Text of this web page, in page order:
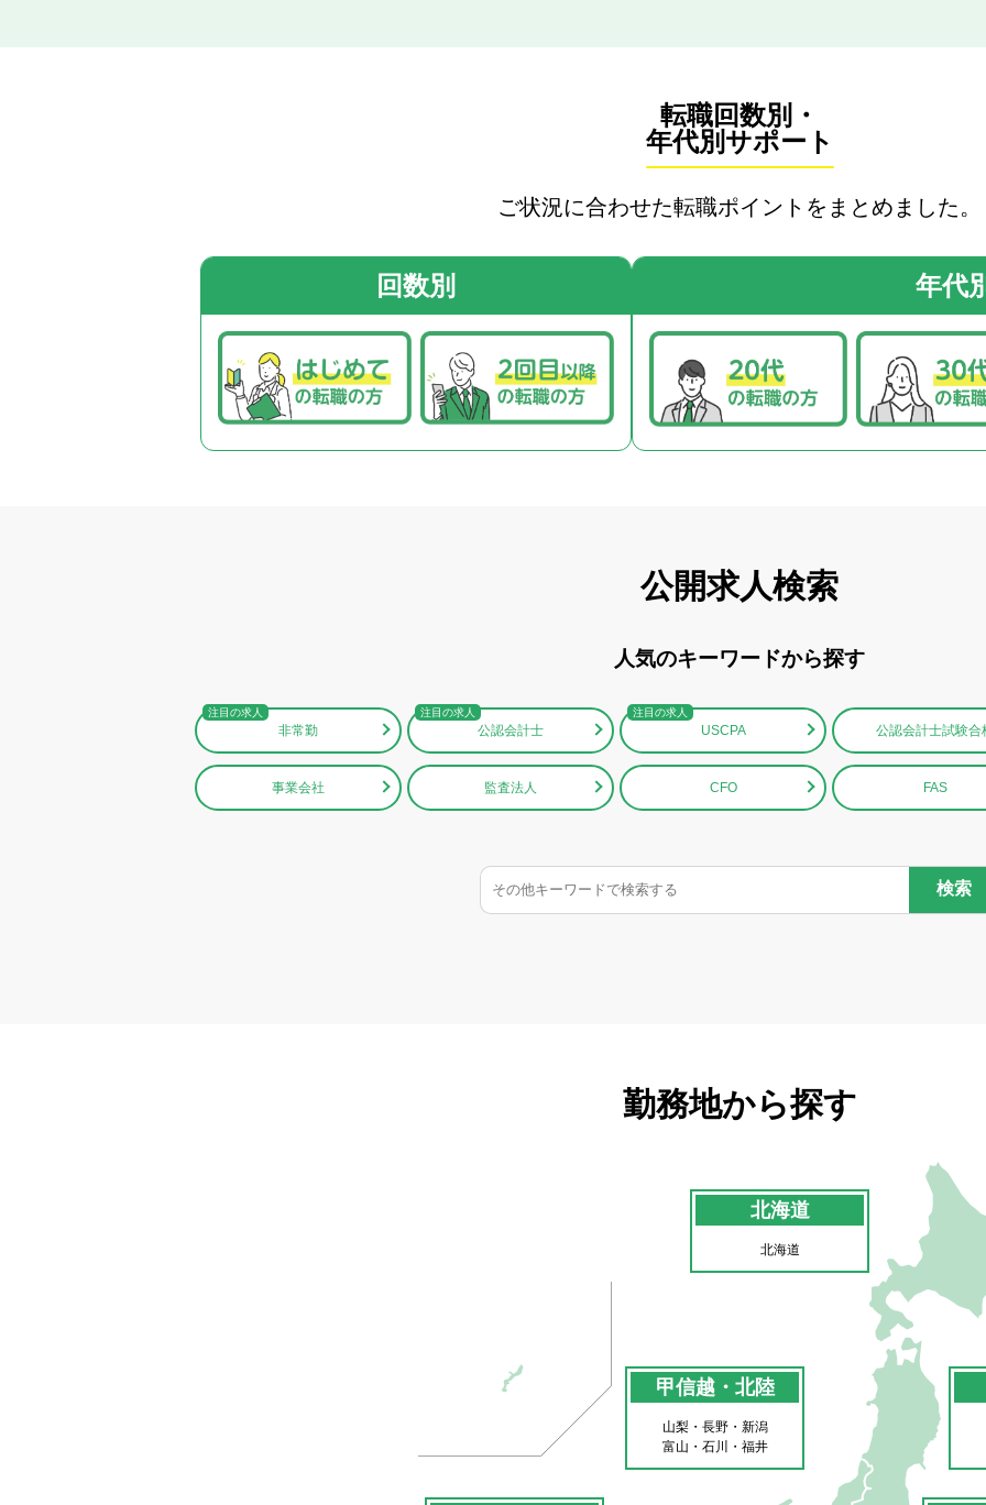
高知県
この条件で検索する
CFO
この条件で検索する
公開求人検索
人気のキーワードから探す
非常勤 公認会計士 USCPA 公認会計士試験合
事業会社 監査法人 CFO FAS
検索
転職回数別・
年代別サポート
ご状況に合わせた転職ポイントをまとめました。
回数別 年代
勤務地から探す
北海道
北海道
甲信越・北陸
山梨・長野・新潟
富山・石川・福井